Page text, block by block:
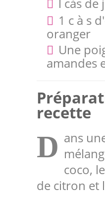
1 c à s
oranger
Une
amandes
recette
D ans
coco,
de citron et